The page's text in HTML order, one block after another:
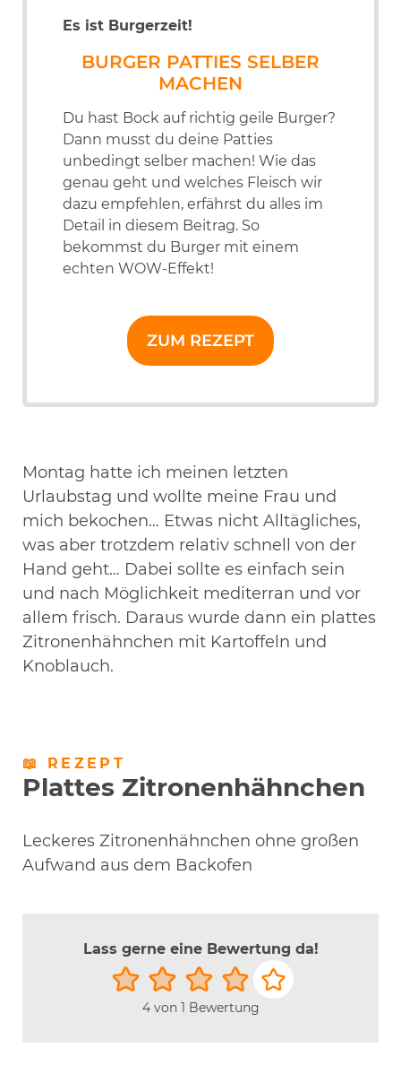
Es ist Burgerzeit!
BURGER PATTIES SELBER
MACHEN
Du hast Bock auf richtig geile Burger?
Dann musst du deine Patties
unbedingt selber machen! Wie das
genau geht und welches Fleisch wir
dazu empfehlen, erfährst du alles im
Detail in diesem Beitrag. So
bekommst du Burger mit einem
echten WOW-Effekt!
ZUM REZEPT
Montag hatte ich meinen letzten
Urlaubstag und wollte meine Frau und
mich bekochen… Etwas nicht Alltägliches,
was aber trotzdem relativ schnell von der
Hand geht… Dabei sollte es einfach sein
und nach Möglichkeit mediterran und vor
allem frisch. Daraus wurde dann ein plattes
Zitronenhähnchen mit Kartoffeln und
Knoblauch.
📖 REZEPT
Plattes Zitronenhähnchen
Leckeres Zitronenhähnchen ohne großen
Aufwand aus dem Backofen
Lass gerne eine Bewertung da!
4von 1 Bewertung